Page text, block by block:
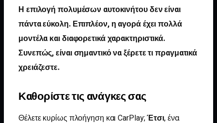
Η επιλογή πολυμέσων αυτοκινήτου δεν είναι
πάντα εύκολη. Επιπλέον, η αγορά έχει πολλά
μοντέλα και διαφορετικά χαρακτηριστικά.
Συνεπώς, είναι σημαντικό να ξέρετε τι πραγματικά
χρειάζεστε.
Καθορίστε τις ανάγκες σας
Θέλετε κυρίως πλοήγηση και CarPlay;Έτσι, ένα